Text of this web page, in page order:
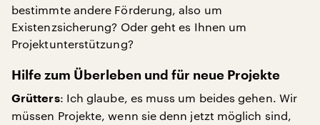
bestimmte andere Förderung, also um
Existenzsicherung? Oder geht es Ihnen um
Projektunterstützung?
Hilfe zum Überleben und für neue Projekte
Grütters: Ich glaube, es muss um beides gehen. Wir
müssen Projekte, wenn sie denn jetzt möglich sind,